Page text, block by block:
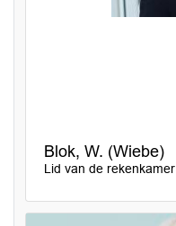
Blok, W. (Wiebe)
Lid van de rekenkamer